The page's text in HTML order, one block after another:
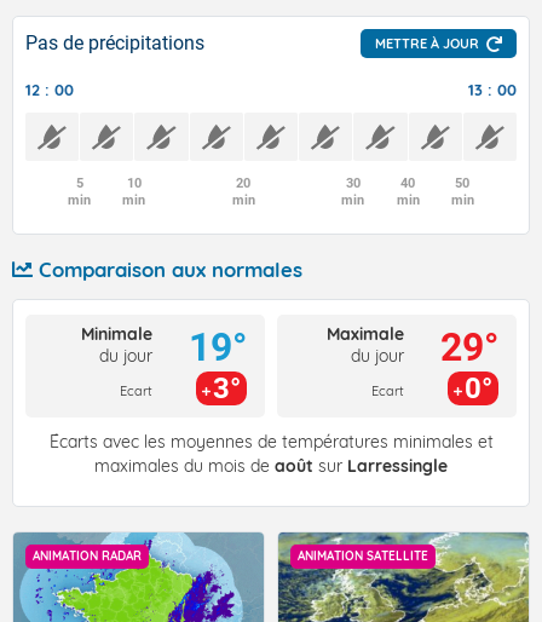
Pas de précipitations METTRE À JOUR
12 : 00 13 : 00
5
min
10
min
20
min
30
min
40
min
50
min
Comparaison aux normales
Minimale
du jour
Ecart
19°
3°
Maximale
du jour
Ecart
29°
0°
Écarts avec les moyennes de températures minimales et
maximales du mois de août sur Larressingle
ANIMATION RADAR ANIMATION SATELLITE